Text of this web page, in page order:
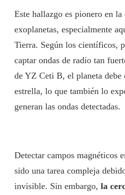
Este hallazgo es pionero en la
exoplanetas, especialmente
Tierra. Según los científicos,
captar ondas de radio tan
de YZ Ceti B, el planeta debe
estrella, lo que también lo
generan las ondas detectadas.
Detectar campos magnéticos
sido una tarea compleja
invisible. Sin embargo, la